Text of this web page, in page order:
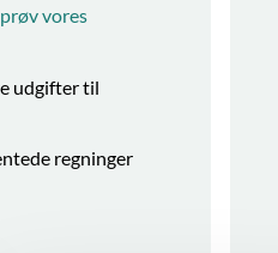
vores
udgifter til
regninger